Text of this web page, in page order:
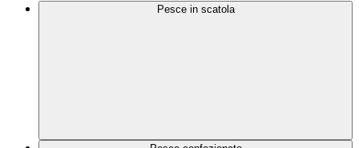
Pesce in scatola